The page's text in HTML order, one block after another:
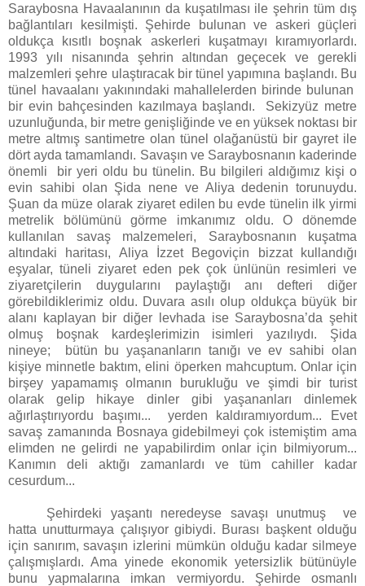
Saraybosna Havaalanının da kuşatılması ile şehrin tüm dış
bağlantıları kesilmişti. Şehirde bulunan ve askeri güçleri
oldukça kısıtlı boşnak askerleri kuşatmayı kıramıyorlardı.
1993 yılı nisanında şehrin altından geçecek ve gerekli
malzemleri şehre ulaştıracak bir tünel yapımına başlandı. Bu
tünel havaalanı yakınındaki mahallelerden birinde bulunan
bir evin bahçesinden kazılmaya başlandı. Sekizyüz metre
uzunluğunda, bir metre genişliğinde ve en yüksek noktası bir
metre altmış santimetre olan tünel olağanüstü bir gayret ile
dört ayda tamamlandı. Savaşın ve Saraybosnanın kaderinde
önemli bir yeri oldu bu tünelin. Bu bilgileri aldığımız kişi o
evin sahibi olan Şida nene ve Aliya dedenin torunuydu.
Şuan da müze olarak ziyaret edilen bu evde tünelin ilk yirmi
metrelik bölümünü görme imkanımız oldu. O dönemde
kullanılan savaş malzemeleri, Saraybosnanın kuşatma
altındaki haritası, Aliya İzzet Begoviçin bizzat kullandığı
eşyalar, tüneli ziyaret eden pek çok ünlünün resimleri ve
ziyaretçilerin duygularını paylaştığı anı defteri diğer
görebildiklerimiz oldu. Duvara asılı olup oldukça büyük bir
alanı kaplayan bir diğer levhada ise Saraybosna’da şehit
olmuş boşnak kardeşlerimizin isimleri yazılıydı. Şida
nineye; bütün bu yaşananların tanığı ve ev sahibi olan
kişiye minnetle baktım, elini öperken mahcuptum. Onlar için
birşey yapamamış olmanın burukluğu ve şimdi bir turist
olarak gelip hikaye dinler gibi yaşananları dinlemek
ağırlaştırıyordu başımı... yerden kaldıramıyordum... Evet
savaş zamanında Bosnaya gidebilmeyi çok istemiştim ama
elimden ne gelirdi ne yapabilirdim onlar için bilmiyorum...
Kanımın deli aktığı zamanlardı ve tüm cahiller kadar
cesurdum...
Şehirdeki yaşantı neredeyse savaşı unutmuş ve
hatta unutturmaya çalışıyor gibiydi. Burası başkent olduğu
için sanırım, savaşın izlerini mümkün olduğu kadar silmeye
çalışmışlardı. Ama yinede ekonomik yetersizlik bütünüyle
bunu yapmalarına imkan vermiyordu. Şehirde osmanlı